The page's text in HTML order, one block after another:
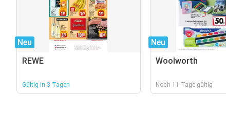
Neu
REWE
Gültig in 3 Tagen
Neu
Woolworth
Noch 11 Tage gültig